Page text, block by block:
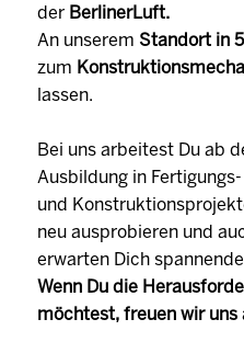
der BerlinerLuft.
An unserem Standort in
zum
lassen.
Bei uns arbeitest Du ab
Ausbildung in Fertigungs-
und
neu ausprobieren und
erwarten Dich
Wenn Du die
möchtest, freuen wir uns